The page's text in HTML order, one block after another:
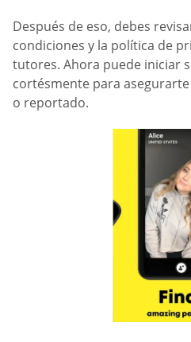
Después de eso, debes
condiciones y la política de
tutores. Ahora puede iniciar
cortésmente para
o reportado.